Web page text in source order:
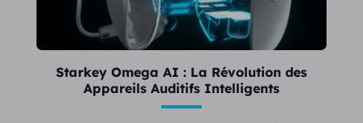
Starkey Omega AI : La Révolution des
Appareils Auditifs Intelligents